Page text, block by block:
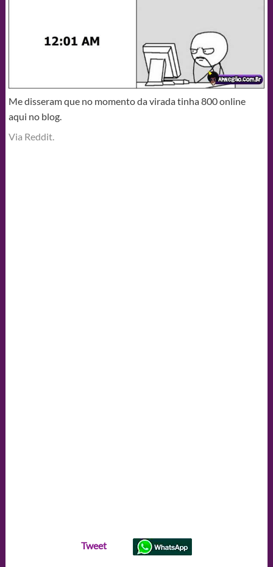
Me disseram que no momento da virada tinha 800 online
aqui no blog.
Via Reddit.
Tweet